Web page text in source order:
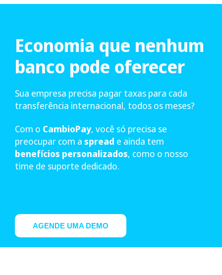
Economia que nenhum
banco pode oferecer
Sua empresa precisa pagar taxas para cada
transferência internacional, todos os meses?
Com o CambioPay, você só precisa se
preocupar com a spread e ainda tem
benefícios personalizados, como o nosso
time de suporte dedicado.
AGENDE UMA DEMO